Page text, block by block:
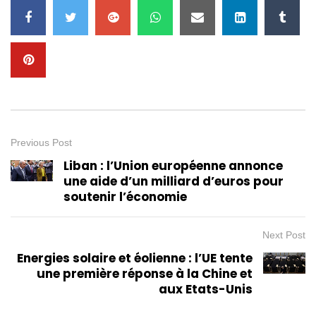
Previous Post
Liban : l’Union européenne annonce
une aide d’un milliard d’euros pour
soutenir l’économie
Next Post
Energies solaire et éolienne : l’UE tente
une première réponse à la Chine et
aux Etats-Unis